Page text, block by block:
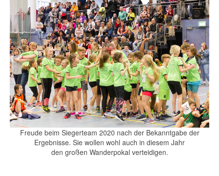
Freude beim Siegerteam 2020 nach der Bekanntgabe der
Ergebnisse. Sie wollen wohl auch in diesem Jahr
den großen Wanderpokal verteidigen.